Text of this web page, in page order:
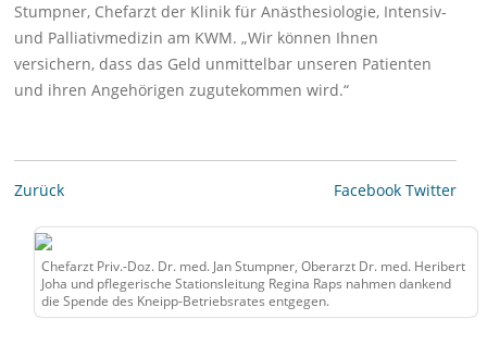
Stumpner, Chefarzt der Klinik für Anästhesiologie, Intensiv-
und Palliativmedizin am KWM. „Wir können Ihnen
versichern, dass das Geld unmittelbar unseren Patienten
und ihren Angehörigen zugutekommen wird.“
Zurück Facebook Twitter
Chefarzt Priv.-Doz. Dr. med. Jan Stumpner, Oberarzt Dr. med. Heribert
Joha und pflegerische Stationsleitung Regina Raps nahmen dankend
die Spende des Kneipp-Betriebsrates entgegen.